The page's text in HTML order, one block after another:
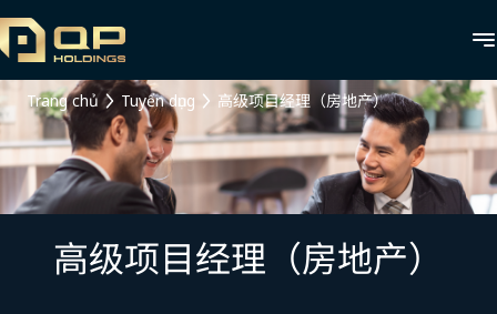
Trang chủ Tuyển dụng 高级项目经理（房地产）
高级项目经理（房地产）